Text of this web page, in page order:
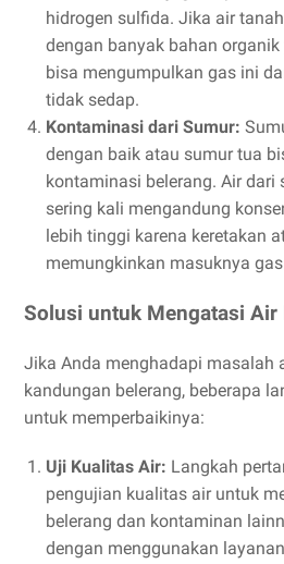
hidrogen sulfida. Jika air
dengan banyak bahan
bisa mengumpulkan gas ini
tidak sedap.
Kontaminasi dari Sumur:
dengan baik atau sumur tua
kontaminasi belerang. Air dari
sering kali mengandung
lebih tinggi karena keretakan
memungkinkan masuknya
Solusi untuk Mengatasi Air
Jika Anda menghadapi masalah
kandungan belerang, beberapa
untuk memperbaikinya:
Uji Kualitas Air: Langkah
pengujian kualitas air untuk
belerang dan kontaminan
dengan menggunakan